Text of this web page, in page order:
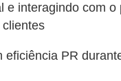
e interagindo com o
eficiência PR